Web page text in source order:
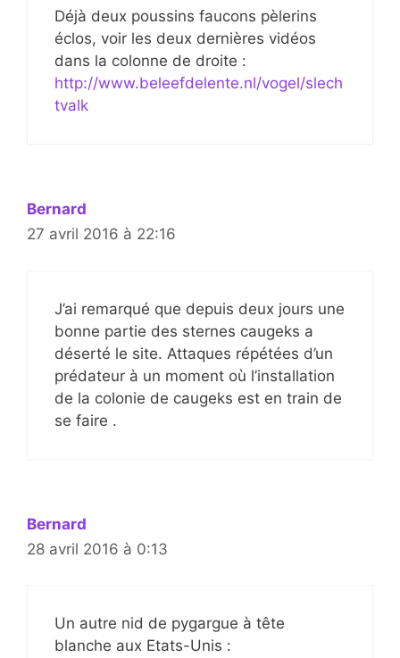
Déjà deux poussins faucons pèlerins
éclos, voir les deux dernières vidéos
dans la colonne de droite :
http://www.beleefdelente.nl/vogel/slech
tvalk
Bernard
27 avril 2016 à 22:16
J’ai remarqué que depuis deux jours une
bonne partie des sternes caugeks a
déserté le site. Attaques répétées d’un
prédateur à un moment où l’installation
de la colonie de caugeks est en train de
se faire .
Bernard
28 avril 2016 à 0:13
Un autre nid de pygargue à tête
blanche aux Etats-Unis :